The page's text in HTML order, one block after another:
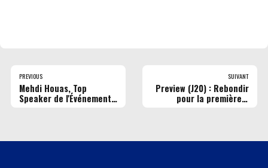
PREVIOUS
Mehdi Houas, Top
Speaker de l'Événement
SUIVANT
Preview (J20) : Rebondir
pour la première à